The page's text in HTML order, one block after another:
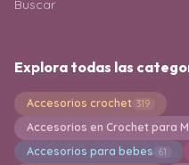
Buscar
Explora todas las
Accesorios crochet 319
Accesorios en Crochet para
Accesorios para bebes 61